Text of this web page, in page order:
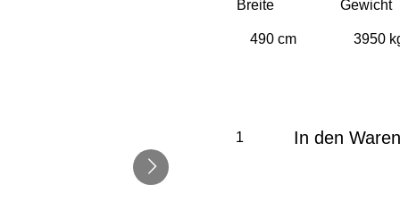
Breite Gewicht
In den